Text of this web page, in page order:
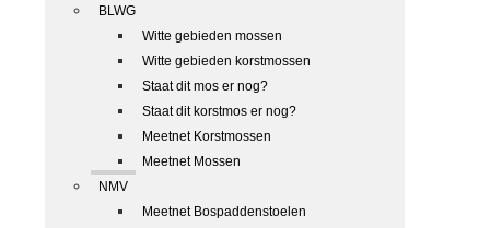
BLWG
Witte gebieden mossen
Witte gebieden korstmossen
Staat dit mos er nog?
Staat dit korstmos er nog?
Meetnet Korstmossen
Meetnet Mossen
NMV
Meetnet Bospaddenstoelen